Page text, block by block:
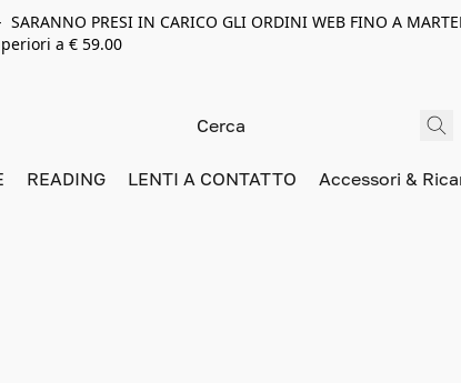
SARANNO PRESI IN CARICO GLI ORDINI WEB FINO A
a € 59.00
READING LENTI A CONTATTO Accessori &